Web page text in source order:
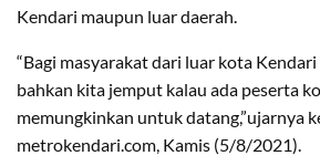
Kendari maupun luar daerah.
“Bagi masyarakat dari luar kota
bahkan kita jemput kalau ada peserta
memungkinkan untuk datang,”ujarnya
metrokendari.com, Kamis (5/8/2021).